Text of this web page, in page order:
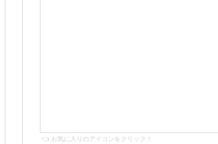
👈 お気に入りのアイコンをクリック！